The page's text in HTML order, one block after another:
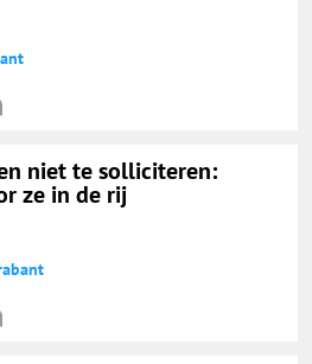
niet te solliciteren:
ze in de rij